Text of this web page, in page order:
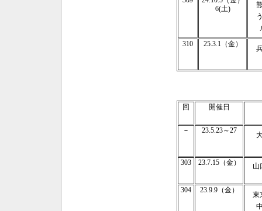
6(土)
310
25.3.1（金）
回 開催日
－ 23.5.23～27
303 23.7.15（金） 山
304 23.9.9（金）
東